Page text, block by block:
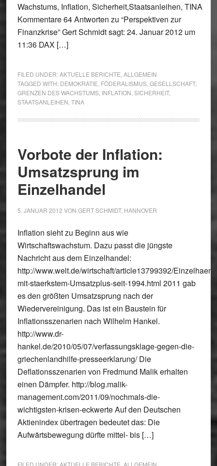
Wachstums, Inflation, Sicherheit,Staatsanleihen, TINA
Kommentare 64 Antworten zu “Perspektiven zur
Finanzkrise” Gert Schmidt sagt: 24. Januar 2012 um
11:36 DAX […]
FILED UNDER:AKTUELLE BERICHTE ALLGEMEIN
TAGGED WITH: DEMOKRATIE FÖDERALISMUS, GESELLSCHAFT,
GRENZEN DES WACHSTUMS, INFLATION SICHERHEIT,
STAATSANLEIHEN TINA
Vorbote der Inflation:
Umsatzsprung im
Einzelhandel
5. JANUAR 2012 VON GERT SCHMIDT, HANNOVER
Inflation sieht zu Beginn aus wie
Wirtschaftswachstum. Dazu passt die jüngste
Nachricht aus dem Einzelhandel:
http://www.welt.de/wirtschaft/article13799392/
mit-staerkstem-Umsatzplus-seit-1994.html 2011 gab
es den größten Umsatzsprung nach der
Wiedervereinigung. Das ist ein Baustein für
Inflationsszenarien nach Wilhelm Hankel.
http://www.dr-
hankel.de/2010/05/07/verfassungsklage-gegen-die-
griechenlandhilfe-presseerklarung/ Die
Deflationsszenarien von Fredmund Malik erhalten
einen Dämpfer. http://blog.malik-
management.com/2011/09/nochmals-die-
wichtigsten-krisen-eckwerte Auf den Deutschen
Aktienindex übertragen bedeutet das: Die
Aufwärtsbewegung dürfte mittel- bis […]
FILED UNDER: AKTUELLE BERICHTE ALLGEMEIN